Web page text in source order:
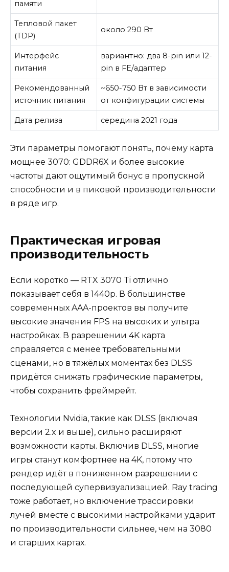
памяти
Тепловой пакет
(TDP)
около 290 Вт
Интерфейс
питания
вариантно: два 8-pin или 12-
pin в FE/адаптер
Рекомендованный
источник питания
~650-750 Вт в зависимости
от конфигурации системы
Дата релиза середина 2021 года
Эти параметры помогают понять, почему карта
мощнее 3070: GDDR6X и более высокие
частоты дают ощутимый бонус в пропускной
способности и в пиковой производительности
в ряде игр.
Практическая игровая
производительность
Если коротко — RTX 3070 Ti отлично
показывает себя в 1440p. В большинстве
современных AAA-проектов вы получите
высокие значения FPS на высоких и ультра
настройках. В разрешении 4K карта
справляется с менее требовательными
сценами, но в тяжёлых моментах без DLSS
придётся снижать графические параметры,
чтобы сохранить фреймрейт.
Технологии Nvidia, такие как DLSS (включая
версии 2.x и выше), сильно расширяют
возможности карты. Включив DLSS, многие
игры станут комфортнее на 4K, потому что
рендер идёт в пониженном разрешении с
последующей супервизуализацией. Ray tracing
тоже работает, но включение трассировки
лучей вместе с высокими настройками ударит
по производительности сильнее, чем на 3080
и старших картах.